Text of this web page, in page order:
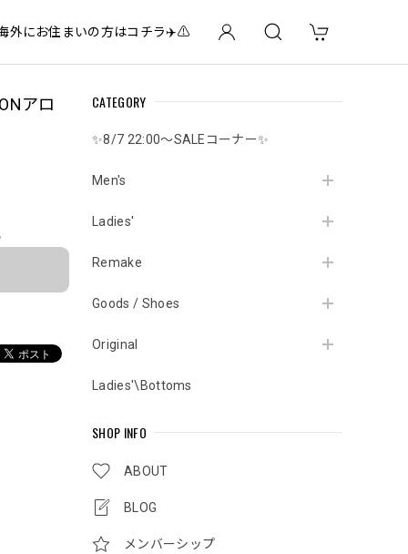
にお住まいの方はコチラ✈️⚠️
CATEGORY
✨8/7 22:00～SALEコーナー✨
Men's
Ladies'
Remake
Goods / Shoes
Original
Ladies'\Bottoms
SHOP INFO
ABOUT
BLOG
メンバーシップ
アロ